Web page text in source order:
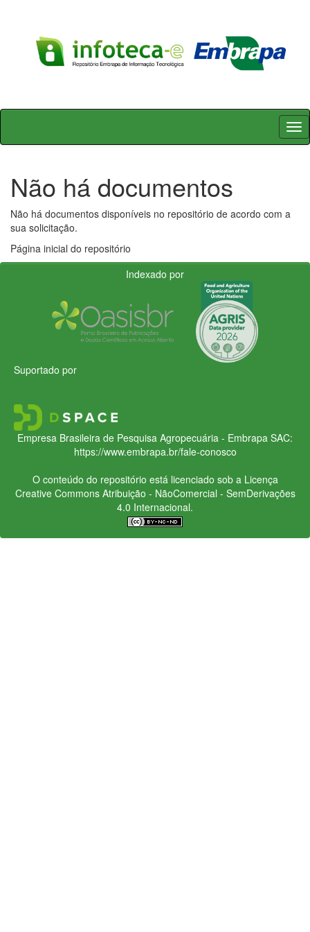
Skip
Não há documentos
Não há documentos disponíveis no repositório de acordo com a
sua solicitação.
Página inicial do repositório
Indexado por
Suportado por
Empresa Brasileira de Pesquisa Agropecuária - Embrapa SAC:
https://www.embrapa.br/fale-conosco
O conteúdo do repositório está licenciado sob a Licença
Creative CommonsAtribuição - NãoComercial - SemDerivações
4.0 Internacional.